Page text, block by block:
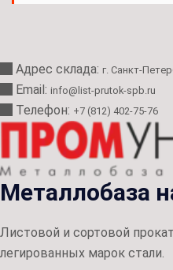
Адрес склада: г. Санкт-
Email: info@list-prutok-spb.ru
Телефон: +7 (812) 402-75-76
Металлобаза
Листовой и сортовой
легированных марок стали.